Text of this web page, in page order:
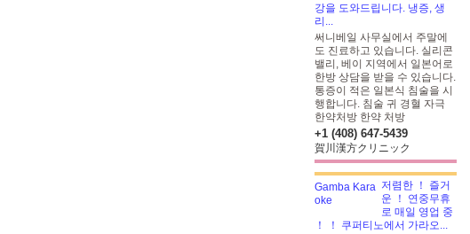
강을 도와드립니다. 냉증, 생
리...
써니베일 사무실에서 주말에
도 진료하고 있습니다. 실리콘
밸리, 베이 지역에서 일본어로
한방 상담을 받을 수 있습니다.
통증이 적은 일본식 침술을 시
행합니다. 침술 귀 경혈 자극
한약처방 한약 처방
+1 (408) 647-5439
賀川漢方クリニック
저렴한 ！ 즐거
운 ！ 연중무휴
로 매일 영업 중
！ ！ 쿠퍼티노에서 가라오...